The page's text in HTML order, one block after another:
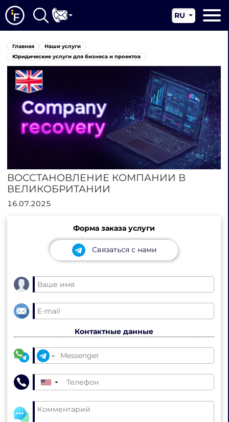
О нас
Наши услуги
Новости
Юрисдикции
Контакты
RU
EN
Главная
Наши услуги
Юридические услуги для бизнеса и проектов
ВОССТАНОВЛЕНИЕ КОМПАНИИ В
ВЕЛИКОБРИТАНИИ
16.07.2025
Форма заказа услуги
Связаться с нами
Контактные данные
▼